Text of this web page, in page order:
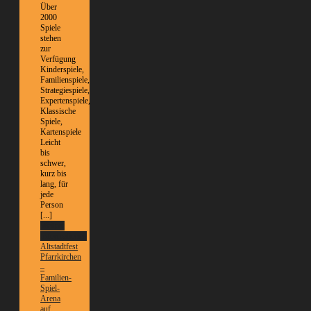
Über
2000
Spiele
stehen
zur
Verfügung
Kinderspiele,
Familienspiele,
Strategiespiele,
Expertenspiele,
Klassische
Spiele,
Kartenspiele
Leicht
bis
schwer,
kurz bis
lang, für
jede
Person
[...]
Altstadtfest
Pfarrkirchen
–
Familien-
Spiel-
Arena
auf